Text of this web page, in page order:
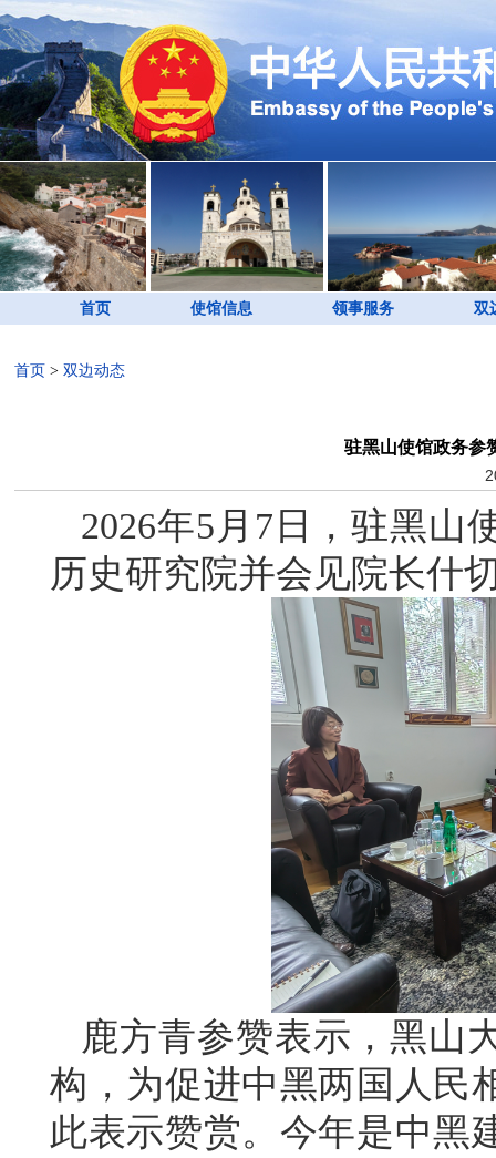
首页 使馆信息 领事服务 双
首页 > 双边动态
驻黑山使馆政务参
2026年5月7日，驻黑山
历史研究院并会见院长什
鹿方青参赞表示，黑山
构，为促进中黑两国人民
此表示赞赏。今年是中黑